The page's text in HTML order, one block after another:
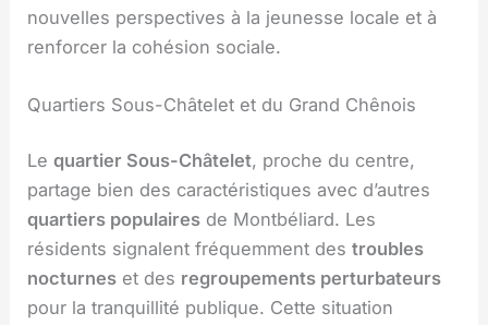
nouvelles perspectives à la jeunesse locale et à
renforcer la cohésion sociale.
Quartiers Sous-Châtelet et du Grand Chênois
Lequartier Sous-Châtelet, proche du centre,
partage bien des caractéristiques avec d’autres
quartiers populaires de Montbéliard. Les
résidents signalent fréquemment destroubles
nocturnes et des regroupements perturbateurs
pour la tranquillité publique. Cette situation